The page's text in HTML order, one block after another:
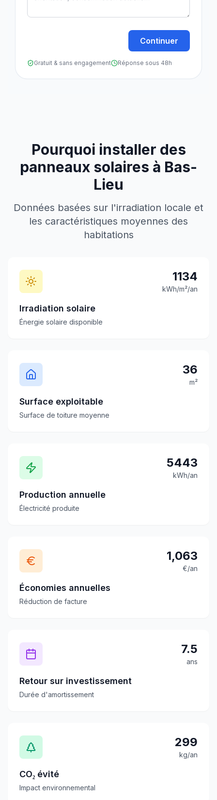
Continuer
Gratuit & sans engagement Réponse sous 48h
Pourquoi installer des
panneaux solaires à Bas-
Lieu
Données basées sur l'irradiation locale et
les caractéristiques moyennes des
habitations
1134
kWh/m²/an
Irradiation solaire
Énergie solaire disponible
36
m²
Surface exploitable
Surface de toiture moyenne
5443
kWh/an
Production annuelle
Électricité produite
1,063
€/an
Économies annuelles
Réduction de facture
7.5
ans
Retour sur investissement
Durée d'amortissement
299
kg/an
CO₂ évité
Impact environnemental